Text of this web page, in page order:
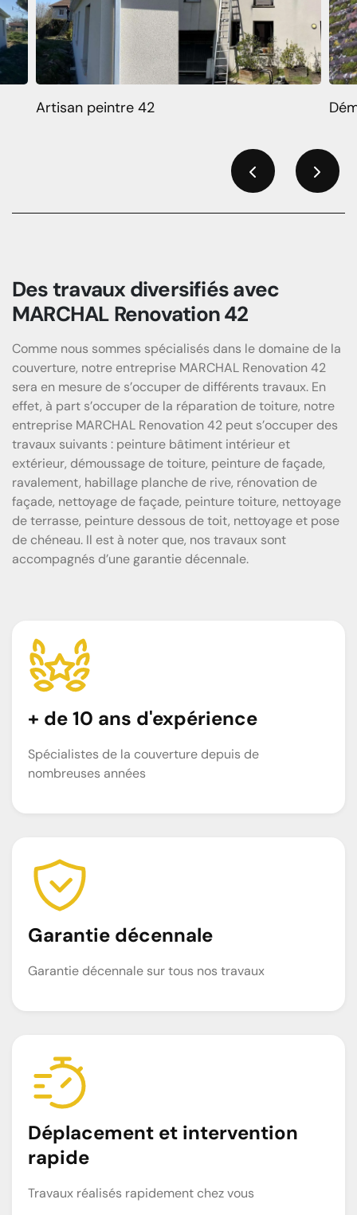
Artisan peintre 42
Des travaux diversifiés avec
MARCHAL Renovation 42
Comme nous sommes spécialisés dans le domaine de la
couverture, notre entreprise MARCHAL Renovation 42
sera en mesure de s’occuper de différents travaux. En
effet, à part s’occuper de la réparation de toiture, notre
entreprise MARCHAL Renovation 42 peut s’occuper des
travaux suivants : peinture bâtiment intérieur et
extérieur, démoussage de toiture, peinture de façade,
ravalement, habillage planche de rive, rénovation de
façade, nettoyage de façade, peinture toiture, nettoyage
de terrasse, peinture dessous de toit, nettoyage et pose
de chéneau. Il est à noter que, nos travaux sont
accompagnés d’une garantie décennale.
+ de 10 ans d'expérience
Spécialistes de la couverture depuis de
nombreuses années
Garantie décennale
Garantie décennale sur tous nos travaux
Déplacement et intervention
rapide
Travaux réalisés rapidement chez vous